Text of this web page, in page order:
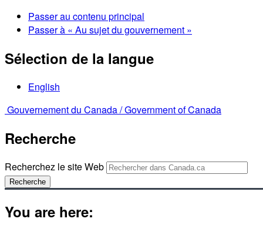
Passer au contenu principal
Passer à « Au sujet du gouvernement »
Sélection de la langue
English
Gouvernement du Canada /Government of Canada
Recherche
Recherchez le site Web
Recherche
You are here: